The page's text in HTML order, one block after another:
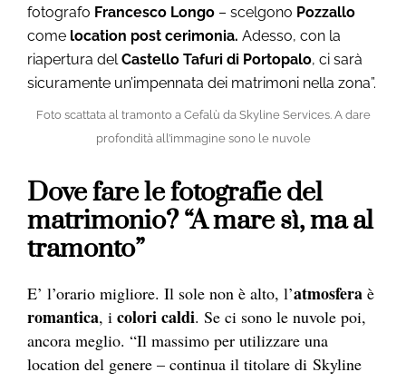
fotografo Francesco Longo – scelgono Pozzallo
come location post cerimonia. Adesso, con la
riapertura delCastello Tafuri di Portopalo, ci sarà
sicuramente un’impennata dei matrimoni nella zona”.
Foto scattata al tramonto a Cefalù da Skyline Services. A dare
profondità all’immagine sono le nuvole
Dove fare le fotografie del
matrimonio? “A mare sì, ma al
tramonto”
E’ l’orario migliore. Il sole non è alto, l’atmosfera è
romantica, i colori caldi. Se ci sono le nuvole poi,
ancora meglio. “Il massimo per utilizzare una
location del genere – continua il titolare di Skyline